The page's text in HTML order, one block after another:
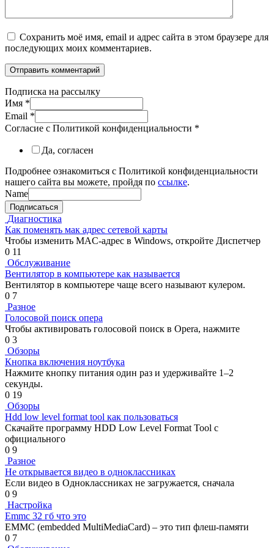
Сохранить моё имя, email и адрес сайта в этом браузере для
последующих моих комментариев.
Подписка на рассылку
Имя *
Email *
Согласие с Политикой конфиденциальности *
Да, согласен
Подробнее ознакомиться с Политикой конфиденциальности
нашего сайта вы можете, пройдя по ссылке.
Name
Подписаться
Диагностика
Как поменять мак адрес сетевой карты
Чтобы изменить MAC-адрес в Windows, откройте Диспетчер
0 11
Обслуживание
Вентилятор в компьютере как называется
Вентилятор в компьютере чаще всего называют кулером.
0 7
Разное
Голосовой поиск опера
Чтобы активировать голосовой поиск в Opera, нажмите
0 3
Обзоры
Кнопка включения ноутбука
Нажмите кнопку питания один раз и удерживайте 1–2
секунды.
0 19
Обзоры
Hdd low level format tool как пользоваться
Скачайте программу HDD Low Level Format Tool с
официального
0 9
Разное
Не открывается видео в одноклассниках
Если видео в Одноклассниках не загружается, сначала
0 9
Настройка
Emmc 32 гб что это
EMMC (embedded MultiMediaCard) – это тип флеш-памяти
0 7